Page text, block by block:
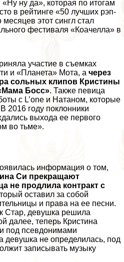
ну да», которая по итогам
в рейтинге «50 лучших рэп-
этот сингл стал
фестиваля «Коачелла» в
участие в съемках
и «Планета» Мота, а через
сольных клипов Кристины
Босс». Также певица
с L’one и Натаном, которые
2016 году поклонники
выхода ее первого
во тьме».
информация о том,
Си прекращают
не продлила контpaкт с
оставил за собой
и права на ее песни.
Стар, дeвyшка решила
далее, теперь Кристина
под псевдонимами
дeвyшка не определилась, под
записывать музыку